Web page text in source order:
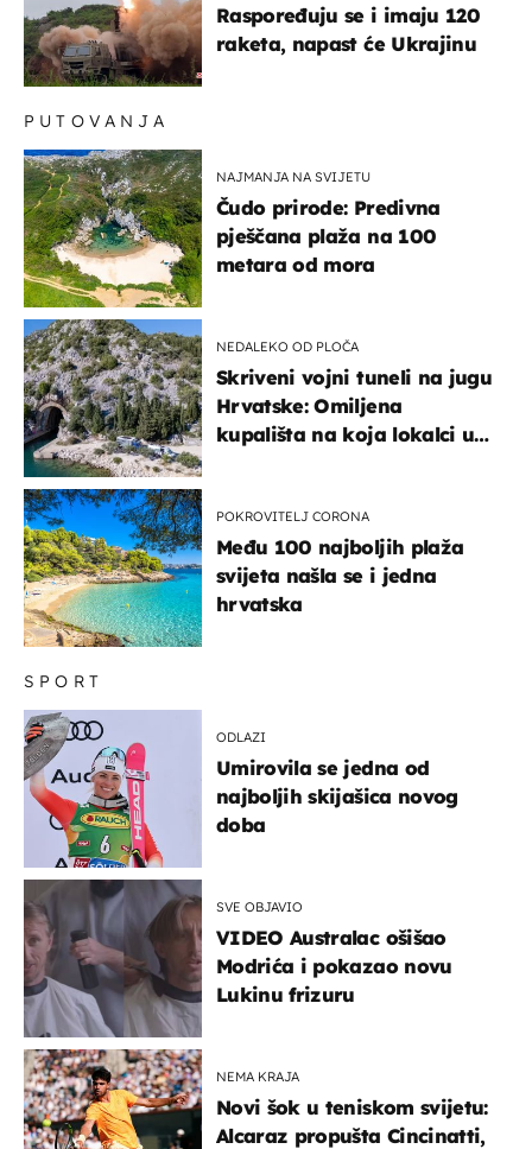
Raspoređuju se i imaju 120
raketa, napast će Ukrajinu
SPORT
ODLAZI
Umirovila se jedna od
najboljih skijašica novog
doba
SVE OBJAVIO
VIDEO Australac ošišao
Modrića i pokazao novu
Lukinu frizuru
NEMA KRAJA
Novi šok u teniskom svijetu:
Alcaraz propušta Cincinatti,
PUTOVANJA
NAJMANJA NA SVIJETU
Čudo prirode: Predivna
pješčana plaža na 100
metara od mora
NEDALEKO OD PLOČA
Skriveni vojni tuneli na jugu
Hrvatske: Omiljena
kupališta na koja lokalci u
POKROVITELJ CORONA
Među 100 najboljih plaža
svijeta našla se i jedna
hrvatska